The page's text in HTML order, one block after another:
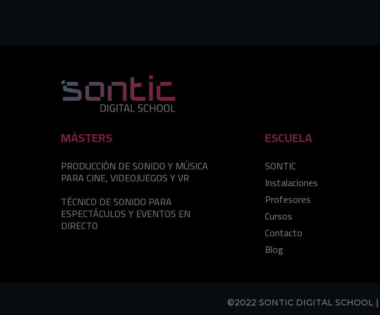
MÁSTERS
PRODUCCIÓN DE SONIDO Y MÚSICA
PARA CINE, VIDEOJUEGOS Y VR
TÉCNICO DE SONIDO PARA
ESPECTÁCULOS Y EVENTOS EN
DIRECTO
ESCUELA
SONTIC
Instalaciones
Profesores
Cursos
Contacto
Blog
©2022 SONTIC DIGITAL SCHOOL |